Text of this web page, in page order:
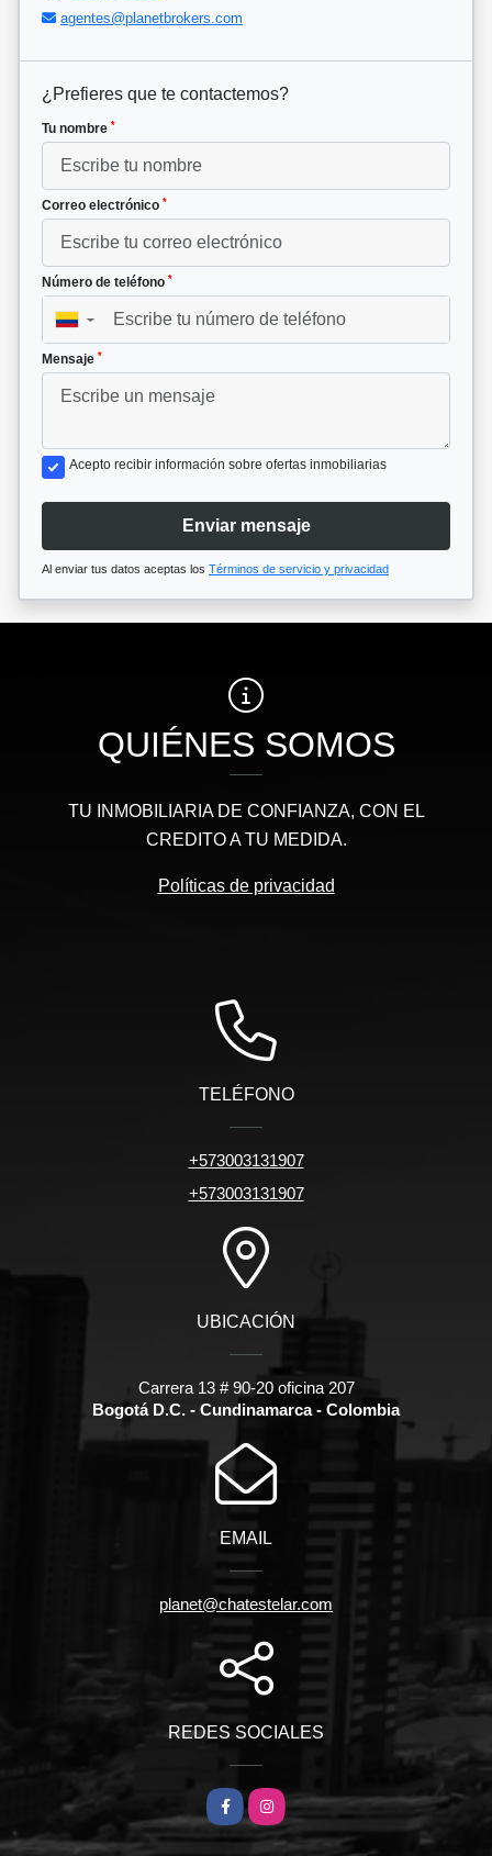
agentes@planetbrokers.com
¿Prefieres que te contactemos?
Tu nombre *
Correo electrónico *
Número de teléfono *
▼
Mensaje *
Acepto recibir información sobre ofertas inmobiliarias
Enviar mensaje
Al enviar tus datos aceptas los Términos de servicio y privacidad
QUIÉNES SOMOS
TU INMOBILIARIA DE CONFIANZA, CON EL
CREDITO A TU MEDIDA.
Políticas de privacidad
TELÉFONO
+573003131907
+573003131907
UBICACIÓN
Carrera 13 # 90-20 oficina 207
Bogotá D.C. - Cundinamarca - Colombia
EMAIL
planet@chatestelar.com
REDES SOCIALES
FacebookInstagram